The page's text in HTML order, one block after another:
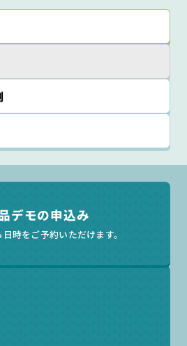
デモの申込み
時をご予約いただけます。